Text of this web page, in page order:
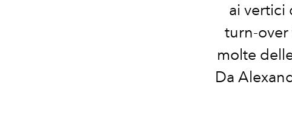
ai vertici
turn-over
molte
Da